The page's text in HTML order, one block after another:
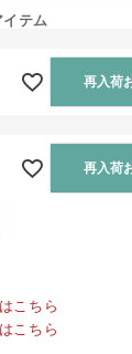
イテム
再入荷
再入荷
こちら
こちら